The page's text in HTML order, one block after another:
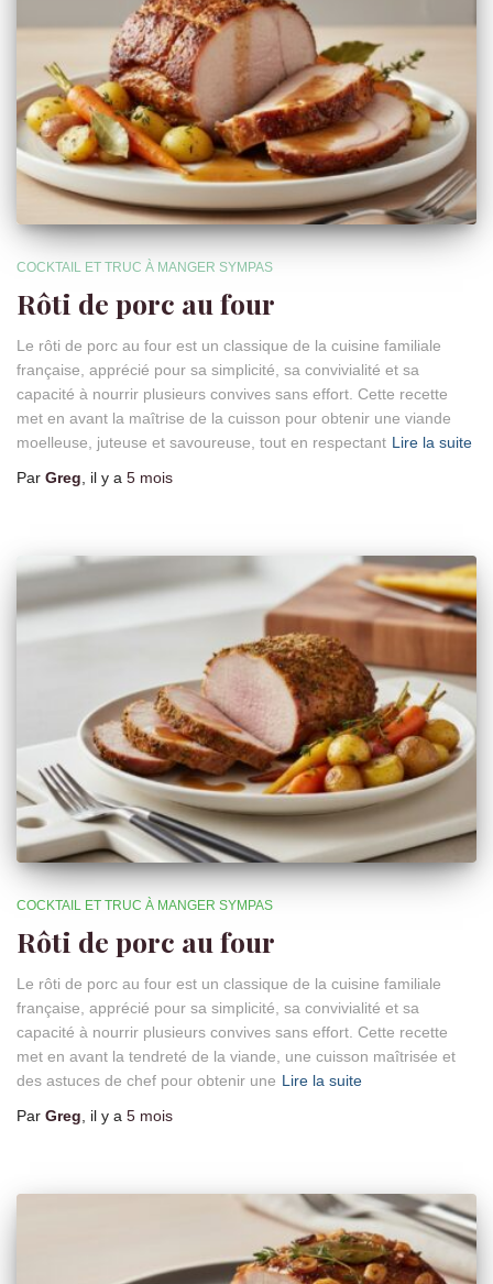
COCKTAIL ET TRUC À MANGER SYMPAS
Rôti de porc au four
Le rôti de porc au four est un classique de la cuisine familiale
française, apprécié pour sa simplicité, sa convivialité et sa
capacité à nourrir plusieurs convives sans effort. Cette recette
met en avant la maîtrise de la cuisson pour obtenir une viande
moelleuse, juteuse et savoureuse, tout en respectant Lire la suite
Par Greg , il y a 5 mois
COCKTAIL ET TRUC À MANGER SYMPAS
Rôti de porc au four
Le rôti de porc au four est un classique de la cuisine familiale
française, apprécié pour sa simplicité, sa convivialité et sa
capacité à nourrir plusieurs convives sans effort. Cette recette
met en avant la tendreté de la viande, une cuisson maîtrisée et
des astuces de chef pour obtenir une Lire la suite
Par Greg , il y a 5 mois